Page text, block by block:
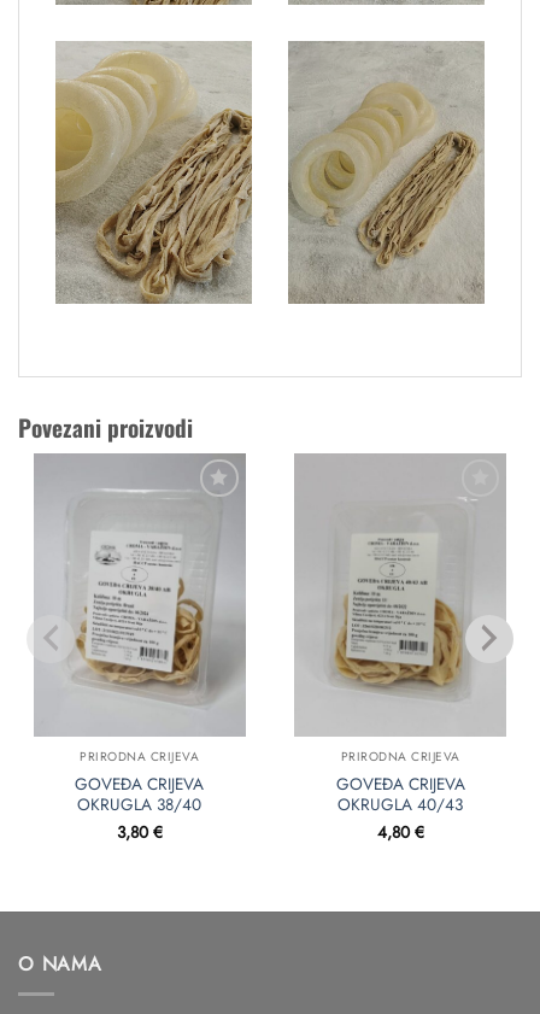
Povezani proizvodi
PRIRODNA CRIJEVA
GOVEĐA CRIJEVA
OKRUGLA 38/40
3,80€
PRIRODNA CRIJEVA
GOVEĐA CRIJEVA
OKRUGLA 40/43
4,80€
O NAMA